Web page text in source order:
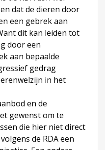
dat de dieren door
een gebrek aan
dit kan leiden tot
door een
aan bepaalde
gedrag
in het
en de
gewenst om te
die hier niet direct
de RDA een